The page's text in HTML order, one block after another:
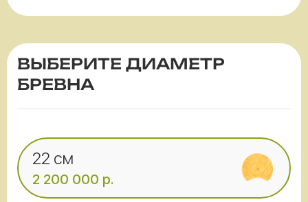
ВЫБЕРИТЕ ДИАМЕТР
БРЕВНА
22 см
2 200 000 р.